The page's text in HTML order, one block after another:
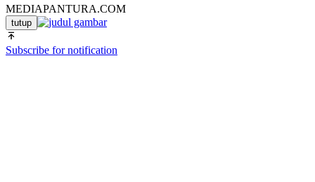
MEDIAPANTURA.COM
tutup
Subscribe for notification